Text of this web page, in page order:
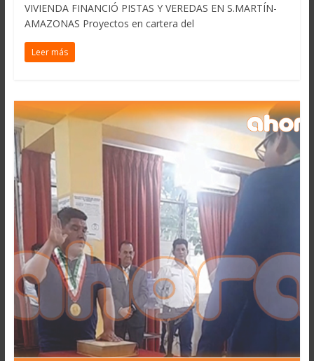
VIVIENDA FINANCIÓ PISTAS Y VEREDAS EN S.MARTÍN-
AMAZONAS Proyectos en cartera del
Leer más